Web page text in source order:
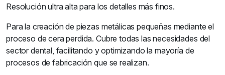
Resolución ultra alta para los detalles más finos.
Para la creación de piezas metálicas pequeñas mediante el
proceso de cera perdida. Cubre todas las necesidades del
sector dental, facilitando y optimizando la mayoría de
procesos de fabricación que se realizan.